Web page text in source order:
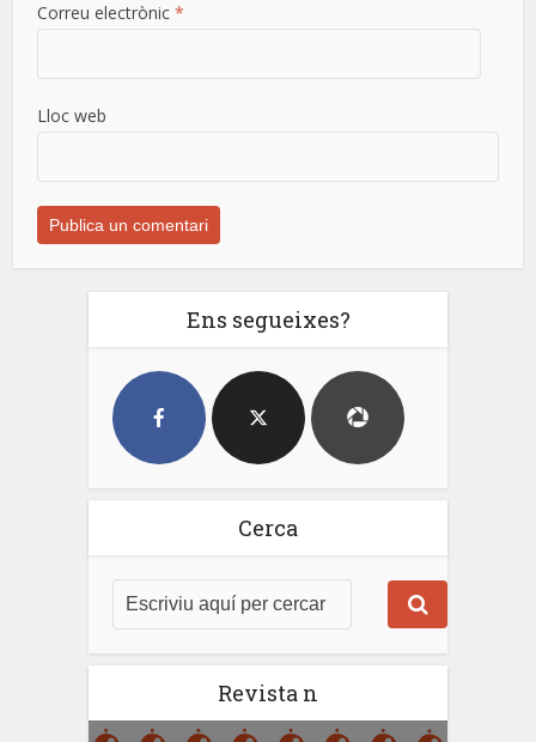
Correu electrònic*
Lloc web
Ens segueixes?
Cerca
Revista n